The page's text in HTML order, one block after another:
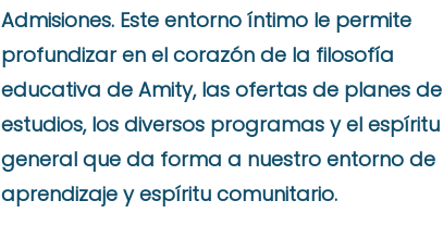
Admisiones. Este entorno íntimo le permite
profundizar en el corazón de la filosofía
educativa de Amity, las ofertas de planes de
estudios, los diversos programas y el espíritu
general que da forma a nuestro entorno de
aprendizaje y espíritu comunitario.